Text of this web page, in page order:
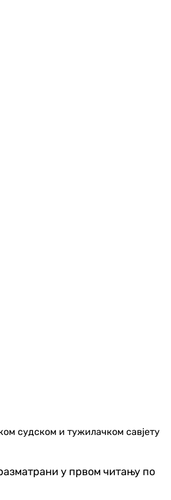
судском и тужилачком савјету
у првом читању по